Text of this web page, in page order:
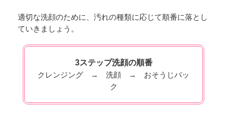
適切な洗顔のために、汚れの種類に応じて順番に落とし
ていきましょう。
3ステップ洗顔の順番
クレンジング → 洗顔 → おそうじパッ
ク